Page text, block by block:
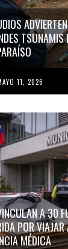
TSUNAMIS
11, 2026
A 30
POR
MÉDICA